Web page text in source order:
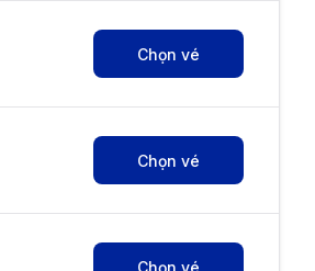
Chọn vé
Chọn vé
Chọn vé